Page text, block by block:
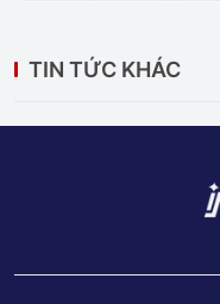
TIN TỨC KHÁC